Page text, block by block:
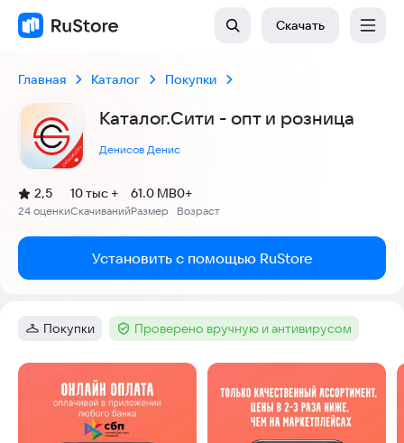
Скачать
Главная Каталог Покупки
Каталог.Сити - опт и розница
Денисов Денис
Рейтинг:
2,5
(
24 оценки
)
Скачиваний
10 тыс +
Размер
61.0 MB
Возраст
0+
Установить с помощью RuStore
Категория:
Покупки Тег :Проверено вручную и антивирусом
Скриншоты